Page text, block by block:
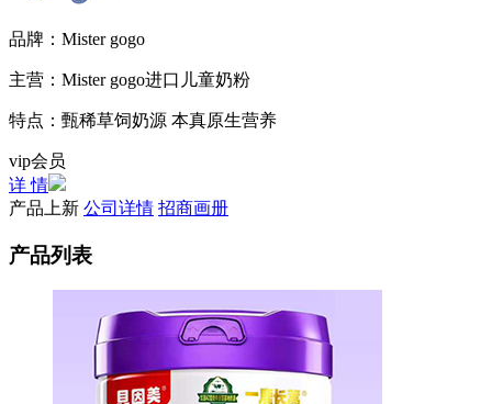
品牌： Mister gogo
主营： Mister gogo进口儿童奶粉
特点： 甄稀草饲奶源 本真原生营养
vip会员
详 情
产品上新 公司详情 招商画册
产品列表